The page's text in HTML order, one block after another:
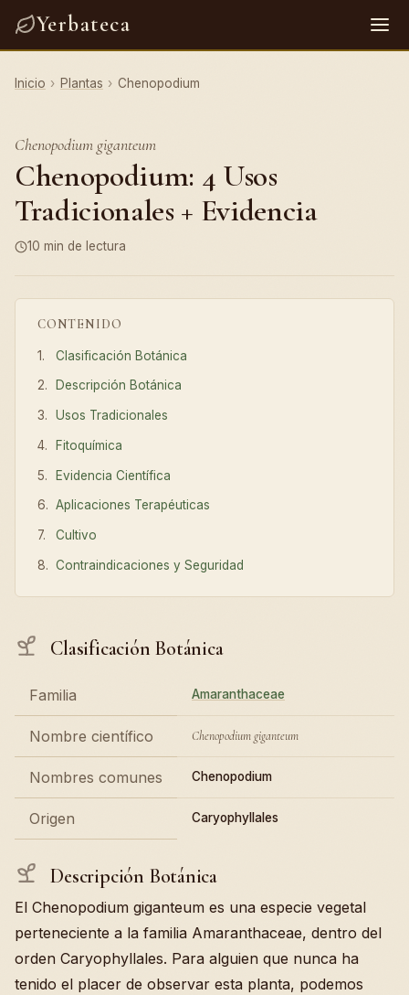
Yerbateca
Inicio › Plantas › Chenopodium
Chenopodium giganteum
Chenopodium: 4 Usos
Tradicionales + Evidencia
10 min de lectura
CONTENIDO
Clasificación Botánica
Descripción Botánica
Usos Tradicionales
Fitoquímica
Evidencia Científica
Aplicaciones Terapéuticas
Cultivo
Contraindicaciones y Seguridad
Clasificación Botánica
Familia Amaranthaceae
Nombre científico Chenopodium giganteum
Nombres comunes Chenopodium
Origen Caryophyllales
Descripción Botánica
El Chenopodium giganteum es una especie vegetal
perteneciente a la familia Amaranthaceae, dentro del
orden Caryophyllales. Para alguien que nunca ha
tenido el placer de observar esta planta, podemos